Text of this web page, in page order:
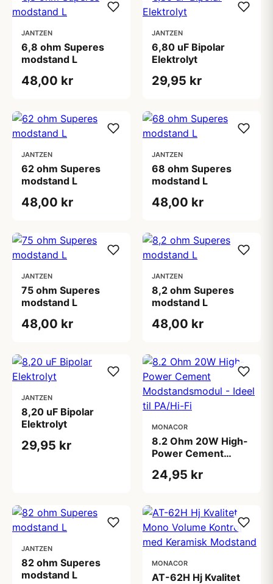
JANTZEN
6,8 ohm Superes
modstand L
48,00 kr
JANTZEN
6,80 uF Bipolar
Elektrolyt
29,95 kr
JANTZEN
62 ohm Superes
modstand L
48,00 kr
JANTZEN
68 ohm Superes
modstand L
48,00 kr
JANTZEN
75 ohm Superes
modstand L
48,00 kr
JANTZEN
8,2 ohm Superes
modstand L
48,00 kr
JANTZEN
8,20 uF Bipolar
Elektrolyt
29,95 kr
MONACOR
8.2 Ohm 20W High-
Power Cement
Ideel til PA/Hi-Fi
24,95 kr
JANTZEN
82 ohm Superes
modstand L
MONACOR
AT-62H Hj Kvalitet